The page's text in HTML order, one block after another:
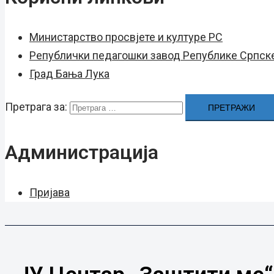
Министарство просвјете и културе РС
Републички педагошки завод Републике
Град Бањa Лукa
Претрага за:
Администрација
Пријава